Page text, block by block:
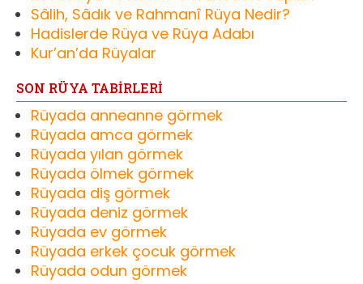
Sâlih, Sâdık ve Rahmanî Rüya Nedir?
Hadislerde Rüya ve Rüya Adabı
Kur’an’da Rüyalar
SON RÜYA TABİRLERİ
Rüyada anneanne görmek
Rüyada amca görmek
Rüyada yılan görmek
Rüyada ölmek görmek
Rüyada diş görmek
Rüyada deniz görmek
Rüyada ev görmek
Rüyada erkek çocuk görmek
Rüyada odun görmek